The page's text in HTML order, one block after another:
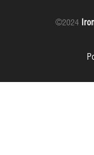
©2024